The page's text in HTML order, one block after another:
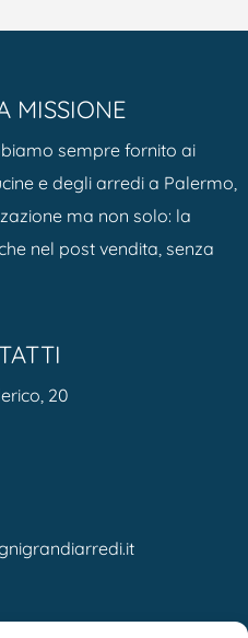
MISSIONE
sempre fornito ai
e degli arredi a Palermo,
ma non solo: la
nel post vendita, senza
20